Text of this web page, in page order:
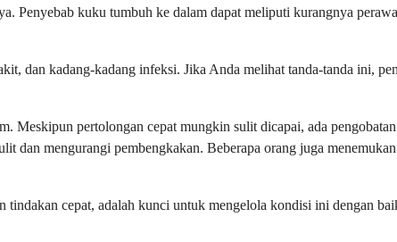
Penyebab kuku tumbuh ke dalam dapat meliputi kurangnya
dan kadang-kadang infeksi. Jika Anda melihat tanda-tanda ini,
Meskipun pertolongan cepat mungkin sulit dicapai, ada
dan mengurangi pembengkakan. Beberapa orang juga
tindakan cepat, adalah kunci untuk mengelola kondisi ini dengan